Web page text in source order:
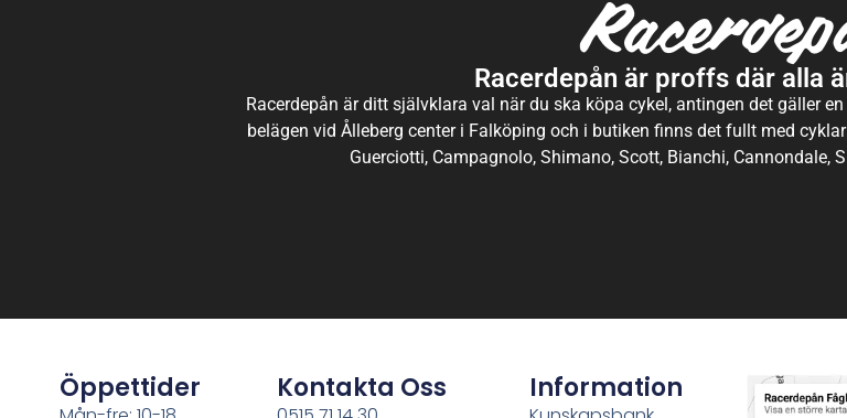
Racerdepån är proffs där alla
Racerdepån är ditt självklara val när du ska köpa cykel, antingen det gäller
belägen vid Ålleberg center i Falköping och i butiken finns det fullt med
Guerciotti, Campagnolo, Shimano, Scott, Bianchi, Cannondale,
Öppettider Kontakta Oss Information